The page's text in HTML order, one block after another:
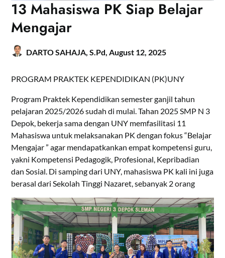
13 Mahasiswa PK Siap Belajar
Mengajar
DARTO SAHAJA, S.Pd,August 12, 2025
PROGRAM PRAKTEK KEPENDIDIKAN (PK)UNY
Program Praktek Kependidikan semester ganjil tahun
pelajaran 2025/2026 sudah di mulai. Tahan 2025 SMP N 3
Depok, bekerja sama dengan UNY memfasilitasi 11
Mahasiswa untuk melaksanakan PK dengan fokus “Belajar
Mengajar ” agar mendapatkankan empat kompetensi guru,
yakni Kompetensi Pedagogik, Profesional, Kepribadian
dan Sosial. Di samping dari UNY, mahasiswa PK kali ini juga
berasal dari Sekolah Tinggi Nazaret, sebanyak 2 orang